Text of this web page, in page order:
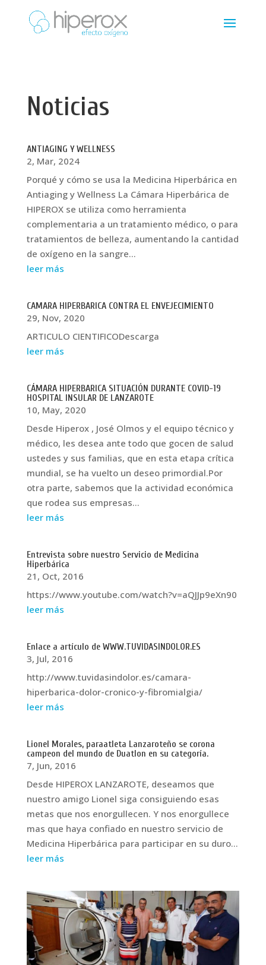
Noticias
ANTIAGING Y WELLNESS
2, Mar, 2024
Porqué y cómo se usa la Medicina Hiperbárica en
Antiaging y Wellness La Cámara Hiperbárica de
HIPEROX se utiliza como herramienta
complementaria a un tratamiento médico, o para
tratamientos de belleza, aumentando la cantidad
de oxígeno en la sangre...
leer más
CAMARA HIPERBARICA CONTRA EL ENVEJECIMIENTO
29, Nov, 2020
ARTICULO CIENTIFICODescarga
leer más
CÁMARA HIPERBARICA SITUACIÓN DURANTE COVID-19
HOSPITAL INSULAR DE LANZAROTE
10, May, 2020
Desde Hiperox , José Olmos y el equipo técnico y
médico, les desea ante todo que gocen de salud
ustedes y sus familias, que en esta etapa crítica
mundial, se ha vuelto un deseo primordial.Por
otra parte, sabemos que la actividad económica
que rodea sus empresas...
leer más
Entrevista sobre nuestro Servicio de Medicina
Hiperbárica
21, Oct, 2016
https://www.youtube.com/watch?v=aQJJp9eXn90
leer más
Enlace a artículo de WWW.TUVIDASINDOLOR.ES
3, Jul, 2016
http://www.tuvidasindolor.es/camara-
hiperbarica-dolor-cronico-y-fibromialgia/
leer más
Lionel Morales, paraatleta Lanzaroteño se corona
campeon del mundo de Duatlon en su categoría.
7, Jun, 2016
Desde HIPEROX LANZAROTE, deseamos que
nuestro amigo Lionel siga consiguiendo esas
metas que nos enorgullecen. Y nos enorgullece
mas que haya confiado en nuestro servicio de
Medicina Hiperbárica para participar en su duro...
leer más